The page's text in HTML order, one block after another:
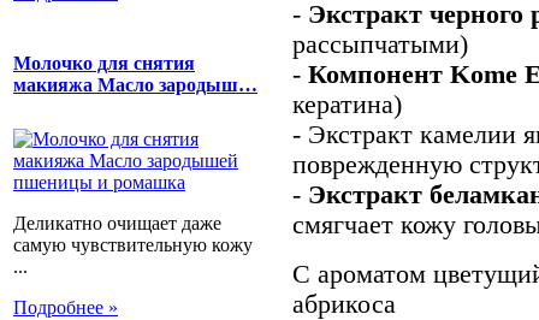
Молочко для снятия
макияжа Масло зародыш…
Деликатно очищает даже
самую чувствительную кожу
...
Подробнее »
- Экстракт черного
рассыпчатыми)
- Компонент Kome
кератина)
- Экстракт камелии
поврежденную
- Экстракт
смягчает кожу
С ароматом
абрикоса